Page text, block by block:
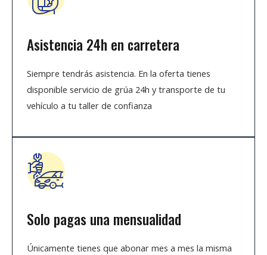
Asistencia 24h en carretera
Siempre tendrás asistencia. En la oferta tienes
disponible servicio de grúa 24h y transporte de tu
vehículo a tu taller de confianza
Solo pagas una mensualidad
Únicamente tienes que abonar mes a mes la misma